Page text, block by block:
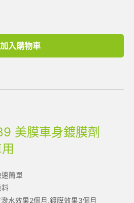
加入購物車
美膜車身鍍膜劑
簡單
水效果2個月,鍍膜效果3個月